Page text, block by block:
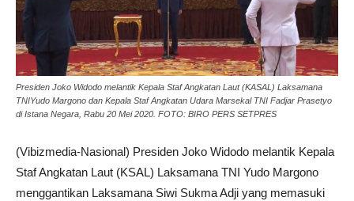
Presiden Joko Widodo melantik Kepala Staf Angkatan Laut (KASAL) Laksamana
TNIYudo Margono dan Kepala Staf Angkatan Udara Marsekal TNI Fadjar Prasetyo
di Istana Negara, Rabu 20 Mei 2020. FOTO: BIRO PERS SETPRES
(Vibizmedia-Nasional) Presiden Joko Widodo melantik Kepala
Staf Angkatan Laut (KSAL) Laksamana TNI Yudo Margono
menggantikan Laksamana Siwi Sukma Adji yang memasuki